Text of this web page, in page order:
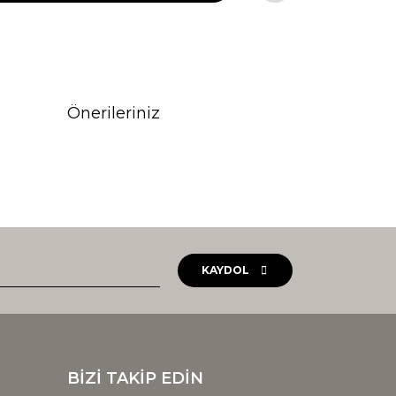
Önerileriniz
KAYDOL
BİZİ TAKİP EDİN